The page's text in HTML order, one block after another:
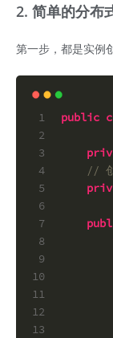
2. 简单的分布
第一步，都是实例
1
2
3
4
5
6
7
8
9
10
11
12
13
public
// 创